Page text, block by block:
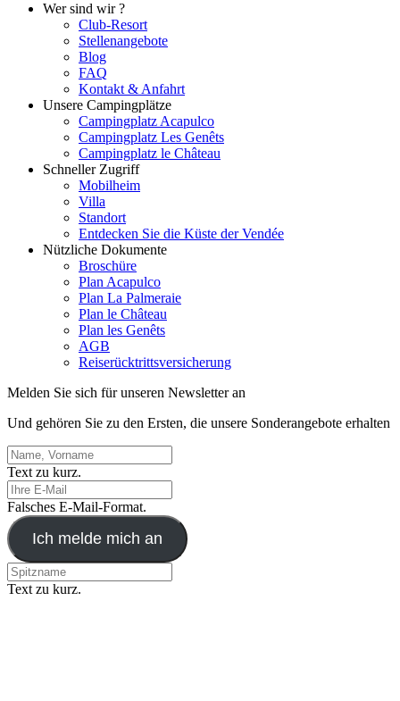
Wer sind wir ?
Club-Resort
Stellenangebote
Blog
FAQ
Kontakt & Anfahrt
Unsere Campingplätze
Campingplatz Acapulco
Campingplatz Les Genêts
Campingplatz le Château
Schneller Zugriff
Mobilheim
Villa
Standort
Entdecken Sie die Küste der Vendée
Nützliche Dokumente
Broschüre
Plan Acapulco
Plan La Palmeraie
Plan le Château
Plan les Genêts
AGB
Reiserücktrittsversicherung
Melden Sie sich für unseren Newsletter an
Und gehören Sie zu den Ersten, die unsere Sonderangebote erhalten
Text zu kurz.
Falsches E-Mail-Format.
Ich melde mich an
Text zu kurz.